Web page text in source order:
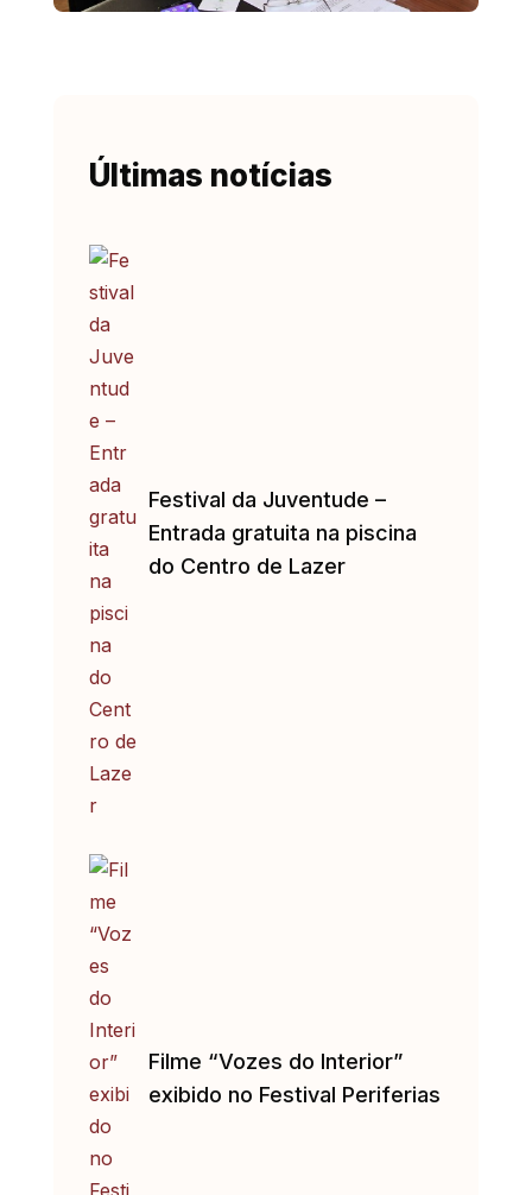
Últimas notícias
Festival da Juventude –
Entrada gratuita na piscina
do Centro de Lazer
Filme “Vozes do Interior”
exibido no Festival Periferias